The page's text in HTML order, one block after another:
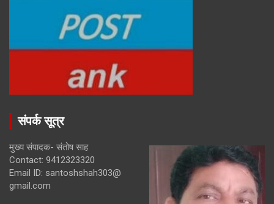
संपर्क सूत्र
मुख्य संपादक- संतोष साह
Contact: 9412323320
Email ID: santoshshah303@
gmail.com